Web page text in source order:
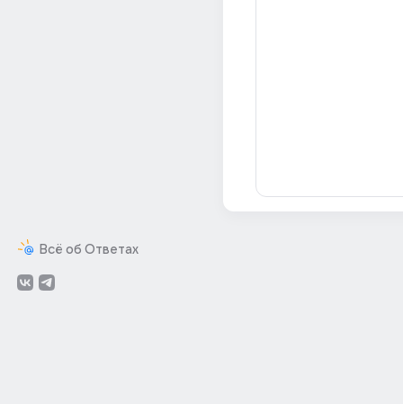
Всё об Ответах